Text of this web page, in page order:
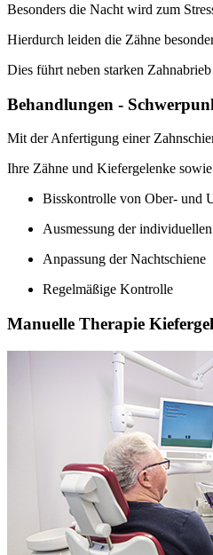
Besonders die Nacht wird zum
Hierdurch leiden die Zähne
Dies führt neben starken
Behandlungen -
Mit der Anfertigung einer
Ihre Zähne und Kiefergelenke
Bisskontrolle von Ober- und
Ausmessung der
Anpassung der Nachtschiene
Regelmäßige Kontrolle
Manuelle Therapie